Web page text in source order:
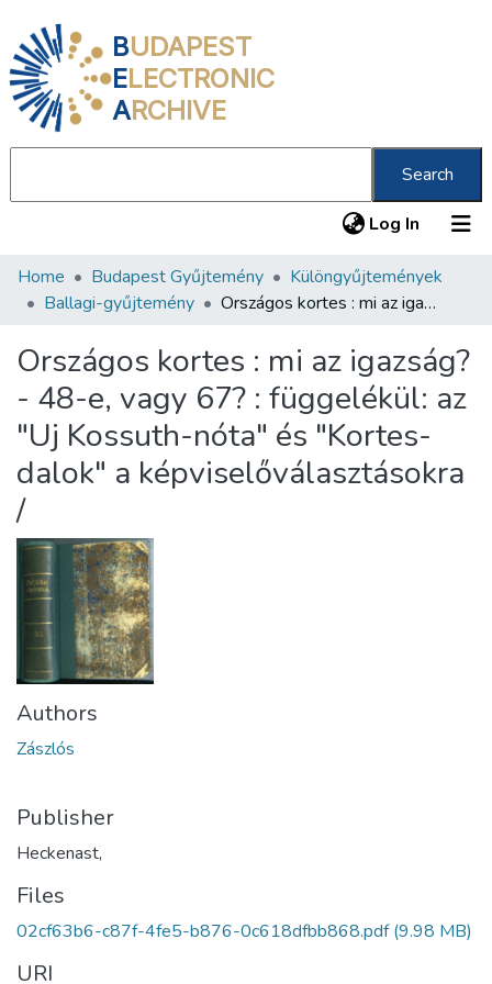
BUDAPEST
ELECTRONIC
ARCHIVE
Search
Log In (current)
Communities & Collections
Statistics
About us
Home Budapest Gyűjtemény
Különgyűjtemények
Ballagi-gyűjtemény
Országos kortes : mi az igazság? - 48-e, vagy 67? : függelékül: az "Uj Kossuth-nóta" és "Kortes-dalok" a képviselőválasztásokra /
Országos kortes : mi az igazság?
- 48-e, vagy 67? : függelékül: az
"Uj Kossuth-nóta" és "Kortes-
dalok" a képviselőválasztásokra
/
Authors
Zászlós
Publisher
Heckenast,
Files
02cf63b6-c87f-4fe5-b876-0c618dfbb868.pdf(9.98 MB)
URI